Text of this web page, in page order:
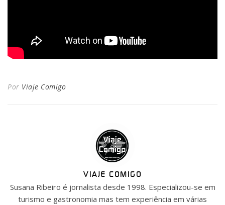
Por Viaje Comigo
VIAJE COMIGO
Susana Ribeiro é jornalista desde 1998. Especializou-se em
turismo e gastronomia mas tem experiência em várias